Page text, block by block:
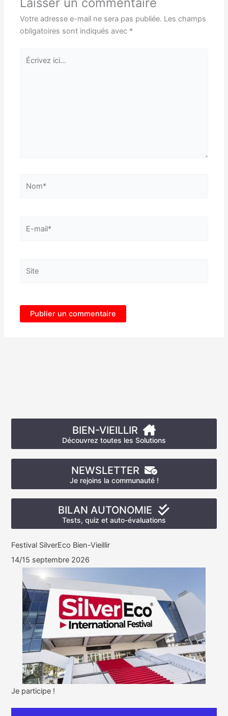
Votre adresse e-mail ne sera pas publiée. Les champs
obligatoires sont indiqués avec *
Écrivez
ici…
mail*
BIEN-VIEILLIR
Découvrez toutes les Solutions
NEWSLETTER
Je rejoins la communauté !
BILAN AUTONOMIE
Tests, quiz et auto-évaluations
Festival SilverEco Bien-Vieillir
14/15 septembre 2026
Je participe !